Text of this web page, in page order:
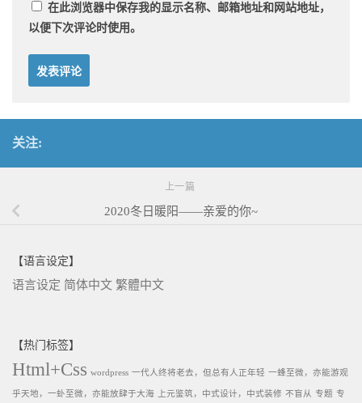
在此浏览器中保存我的显示名称、邮箱地址和网站地址，
以便下次评论时使用。
关注:
上一篇
2020冬日暖阳——亲爱的你~
【语言设定】
语言设定 简体中文 繁體中文
【热门标签】
Html+Css wordpress 一代人终将老去，但总有人正年轻 一蜂至微，亦能游观
乎天地，一虲至微，亦能放肆于大海 上元鉴筑，中式设计，中式装修 不盲从 专题 专